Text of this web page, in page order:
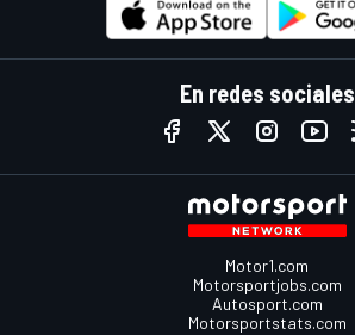
En redes sociales
Motor1.com
Motorsportjobs.com
Autosport.com
Motorsportstats.com